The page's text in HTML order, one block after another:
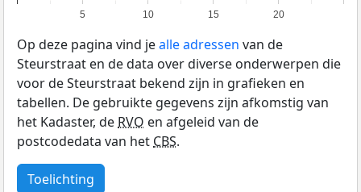
5 10 15 20
Op deze pagina vind jealle adressen van de
Steurstraat en de data over diverse onderwerpen die
voor de Steurstraat bekend zijn in grafieken en
tabellen. De gebruikte gegevens zijn afkomstig van
het Kadaster, deRVO en afgeleid van de
postcodedata van hetCBS.
Toelichting